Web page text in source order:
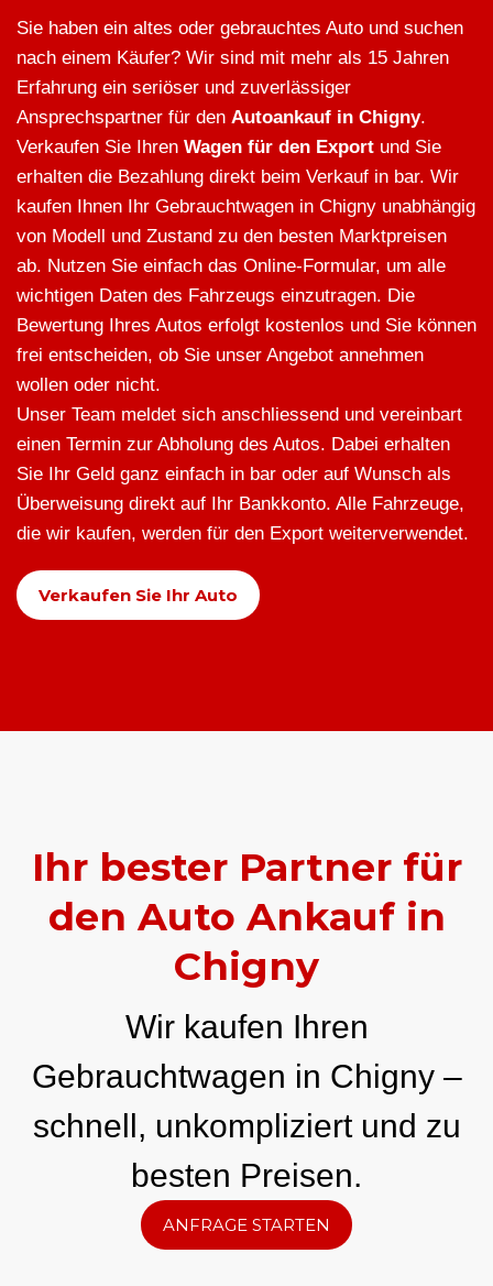
Sie haben ein altes oder gebrauchtes Auto und suchen
nach einem Käufer? Wir sind mit mehr als 15 Jahren
Erfahrung ein seriöser und zuverlässiger
Ansprechspartner für den Autoankauf in Chigny.
Verkaufen Sie Ihren Wagen für den Export und Sie
erhalten die Bezahlung direkt beim Verkauf in bar. Wir
kaufen Ihnen Ihr Gebrauchtwagen in Chigny unabhängig
von Modell und Zustand zu den besten Marktpreisen
ab. Nutzen Sie einfach das Online-Formular, um alle
wichtigen Daten des Fahrzeugs einzutragen. Die
Bewertung Ihres Autos erfolgt kostenlos und Sie können
frei entscheiden, ob Sie unser Angebot annehmen
wollen oder nicht.
Unser Team meldet sich anschliessend und vereinbart
einen Termin zur Abholung des Autos. Dabei erhalten
Sie Ihr Geld ganz einfach in bar oder auf Wunsch als
Überweisung direkt auf Ihr Bankkonto. Alle Fahrzeuge,
die wir kaufen, werden für den Export weiterverwendet.
Verkaufen Sie Ihr Auto
Ihr bester Partner für
den Auto Ankauf in
Chigny
Wir kaufen Ihren
Gebrauchtwagen in Chigny –
schnell, unkompliziert und zu
besten Preisen.
ANFRAGE STARTEN